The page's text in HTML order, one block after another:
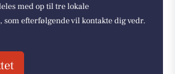
med op til tre lokale
efterfølgende vil kontakte dig vedr.